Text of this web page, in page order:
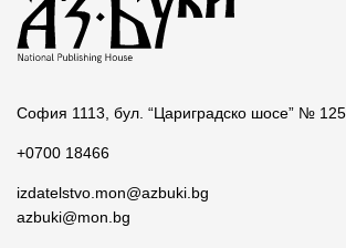
София 1113, бул. “Цариградско шосе” №
+0700 18466
izdatelstvo.mon@azbuki.bg
azbuki@mon.bg